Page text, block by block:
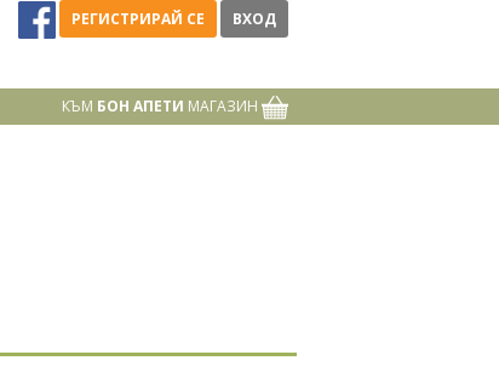
РЕГИСТРИРАЙ СЕ ВХОД
КЪМ БОН АПЕТИ МАГАЗИН